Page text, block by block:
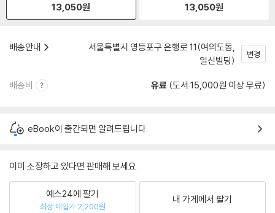
13,050원 13,050원
배송안내
서울특별시 영등포구 은행로 11(여의도동,
일신빌딩)
변경
배송비 유료 (도서 15,000원 이상 무료)
eBook이 출간되면 알려드립니다.
이미 소장하고 있다면 판매해 보세요.
예스24에 팔기
최상 매입가 2,200원
내 가게에서 팔기